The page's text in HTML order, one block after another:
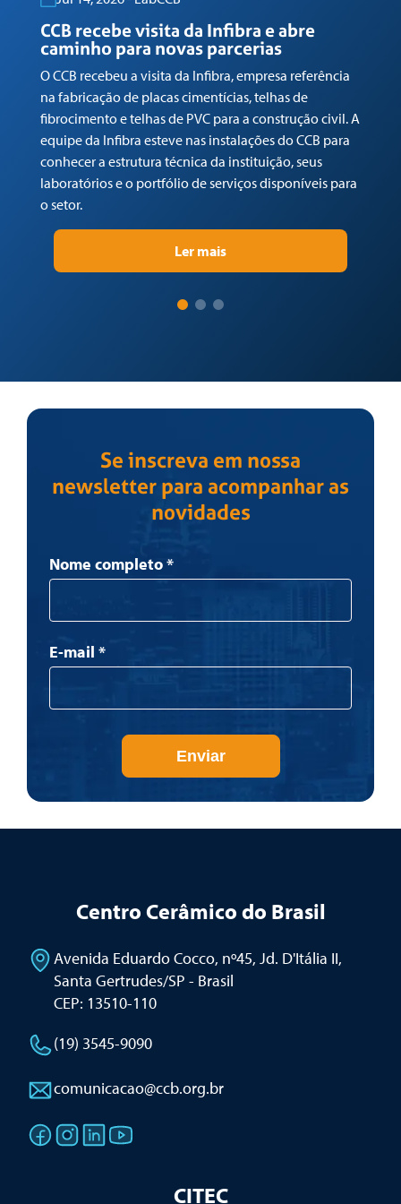
CCB recebe visita da Infibra e abre
caminho para novas parcerias
O CCB recebeu a visita da Infibra, empresa referência
na fabricação de placas cimentícias, telhas de
fibrocimento e telhas de PVC para a construção civil. A
equipe da Infibra esteve nas instalações do CCB para
conhecer a estrutura técnica da instituição, seus
laboratórios e o portfólio de serviços disponíveis para
o setor.
Ler mais
Se inscreva em nossa
newsletter para acompanhar as
novidades
Newsletter
Nome completo*
E-mail *
Enviar
Centro Cerâmico do Brasil
Avenida Eduardo Cocco, nº45, Jd. D'Itália II,
Santa Gertrudes/SP - Brasil
CEP: 13510-110
(19) 3545-9090
comunicacao@ccb.org.br
CITEC